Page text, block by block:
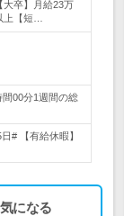
卒】月給23万
上【短…
00分1週間の総
# 【有給休暇】
気になる